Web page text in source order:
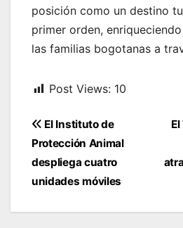
posición como un destino
primer orden,
las familias bogotanas a
Post Views: 10
Navegación
de
entradas
El Instituto de
Protección Animal
despliega cuatro
unidades móviles